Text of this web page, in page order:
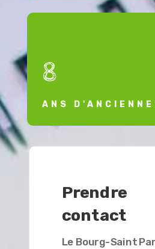
8
ANS
Prendre
contact
Le Bourg-Saint